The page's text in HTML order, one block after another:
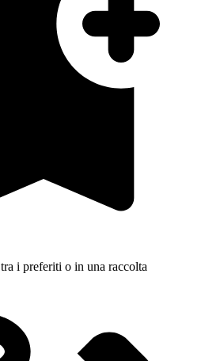
i preferiti o in una raccolta